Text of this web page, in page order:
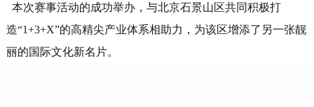
本次赛事活动的成功举办，与北京石景山区共同积极打
造“1+3+X”的高精尖产业体系相助力，为该区增添了另一张靓
丽的国际文化新名片。